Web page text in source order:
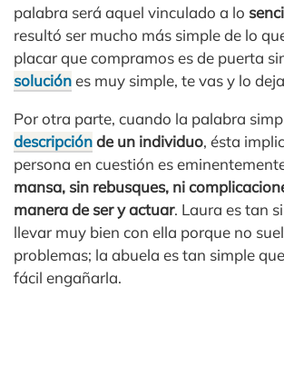
palabra será aquel vinculado a lo
resultó ser mucho más simple de lo
placar que compramos es de puerta
soluciónes muy simple, te vas y lo
Por otra parte, cuando la palabra
descripciónde un individuo, ésta
persona en cuestión es
mansa, sin rebusques, ni
manera de ser y actuar. Laura es tan
llevar muy bien con ella porque no
problemas; la abuela es tan simple
fácil engañarla.